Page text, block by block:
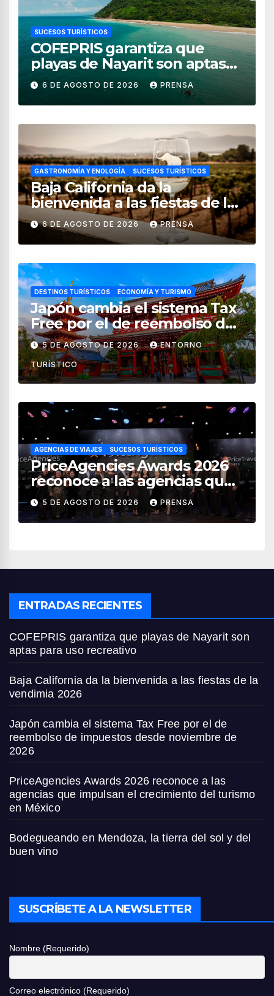
SUCESOS TURÍSTICOS
COFEPRIS garantiza que
playas de Nayarit son aptas
para uso recreativo
6 DE AGOSTO DE 2026 PRENSA
GASTRONOMÍA Y ENOLOGÍA SUCESOS TURÍSTICOS
Baja California da la
bienvenida a las fiestas de la
vendimia 2026
6 DE AGOSTO DE 2026 PRENSA
DESTINOS TURÍSTICOS ECONOMÍA Y TURISMO
Japón cambia el sistema Tax
Free por el de reembolso de
impuestos desde noviembre
de 2026
5 DE AGOSTO DE 2026 ENTORNO
TURÍSTICO
AGENCIAS DE VIAJES SUCESOS TURÍSTICOS
PriceAgencies Awards 2026
reconoce a las agencias que
impulsan el crecimiento del
turismo en México
5 DE AGOSTO DE 2026 PRENSA
ENTRADAS RECIENTES
COFEPRIS garantiza que playas de Nayarit son
aptas para uso recreativo
Baja California da la bienvenida a las fiestas de la
vendimia 2026
Japón cambia el sistema Tax Free por el de
reembolso de impuestos desde noviembre de
2026
PriceAgencies Awards 2026 reconoce a las
agencias que impulsan el crecimiento del turismo
en México
Bodegueando en Mendoza, la tierra del sol y del
buen vino
SUSCRÍBETE A LA NEWSLETTER
Nombre (Requerido)
Correo electrónico (Requerido)